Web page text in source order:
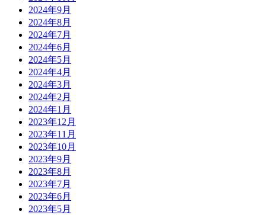
2024年9月
2024年8月
2024年7月
2024年6月
2024年5月
2024年4月
2024年3月
2024年2月
2024年1月
2023年12月
2023年11月
2023年10月
2023年9月
2023年8月
2023年7月
2023年6月
2023年5月